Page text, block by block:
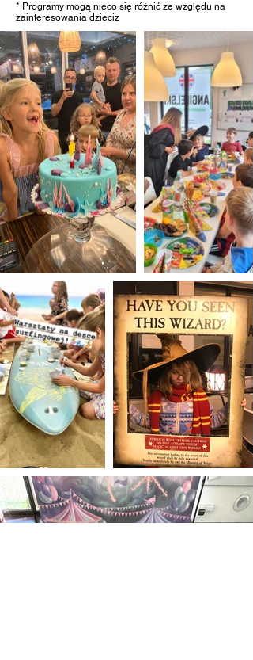
* Programy mogą nieco się różnić ze względu na
zainteresowania dzieciz